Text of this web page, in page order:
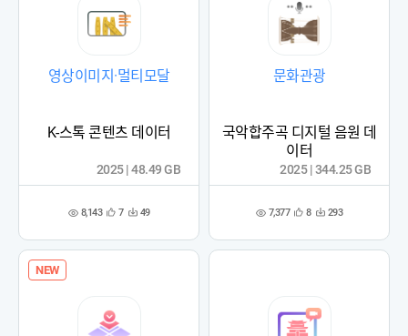
영상이미지·멀티모달
K-스톡 콘텐츠 데이터
조 8,143 관
록
7 다 49
2025 | 48.49 GB
문화관광
국악합주곡 디지털 음원 데
이터
조 7,377 관
록
8 다 293
2025 | 344.25 GB
NEW